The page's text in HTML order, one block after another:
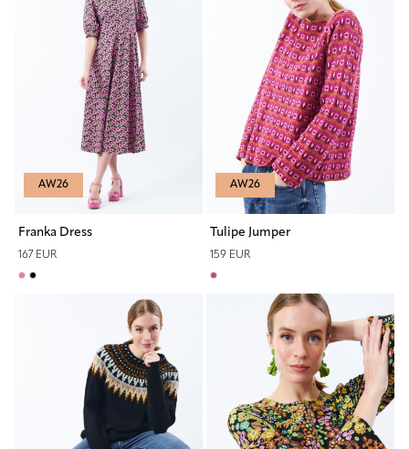
AW26
Franka Dress
167 EUR
AW26
Tulipe Jumper
159 EUR